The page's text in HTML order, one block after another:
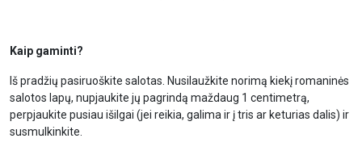
Kaip gaminti?
Iš pradžių pasiruoškite salotas. Nusilaužkite norimą kiekį romaninės
salotos lapų, nupjaukite jų pagrindą maždaug 1 centimetrą,
perpjaukite pusiau išilgai (jei reikia, galima ir į tris ar keturias dalis) ir
susmulkinkite.